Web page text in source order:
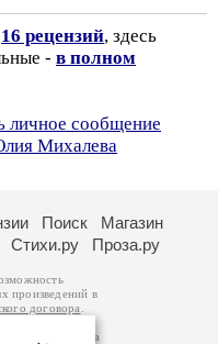
16 рецензий, здесь
- в полном
личное сообщение
Михалева
Поиск
Магазин
Стихи.ру Проза.ру
произведений в
договора
авторам
возможна